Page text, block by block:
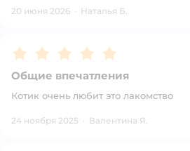
20 июня 2026 · Наталья Б.
Рейтинг:5
Общие впечатления
Котик очень любит это лакомство
24 ноября 2025 · Валентина Я.